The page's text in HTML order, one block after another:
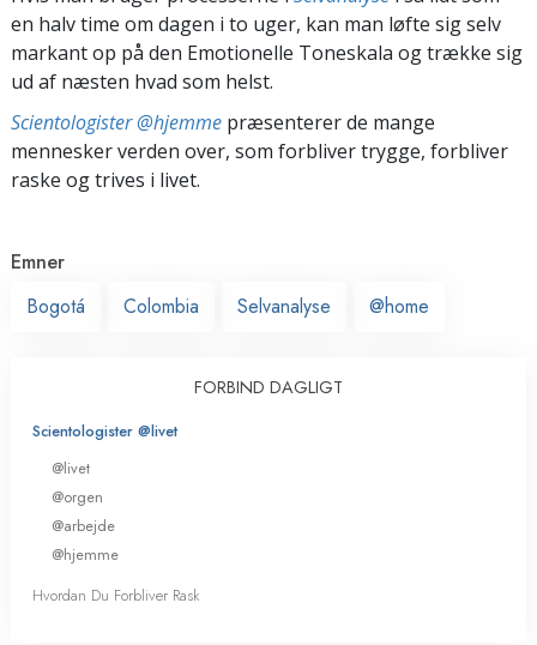
en halv time om dagen i to uger, kan man løfte sig selv
markant op på den Emotionelle Toneskala og trække sig
ud af næsten hvad som helst.
Scientologister @hjemme præsenterer de mange
mennesker verden over, som forbliver trygge, forbliver
raske og trives i livet.
Emner
Bogotá
Colombia Selvanalyse @home
FORBIND DAGLIGT
Scientologister @livet
@livet
@orgen
@arbejde
@hjemme
Hvordan Du Forbliver Rask